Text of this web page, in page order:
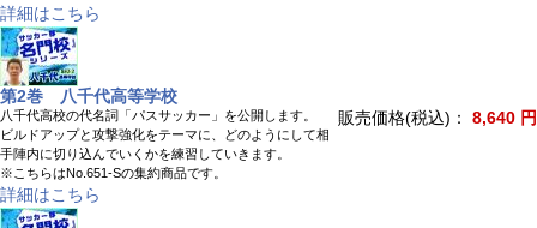
詳細はこちら
第2巻 八千代高等学校
販売価格(税込)：
8,640 円
八千代高校の代名詞「パスサッカー」を公開します。
ビルドアップと攻撃強化をテーマに、どのようにして相
手陣内に切り込んでいくかを練習していきます。
※こちらはNo.651-Sの集約商品です。
詳細はこちら